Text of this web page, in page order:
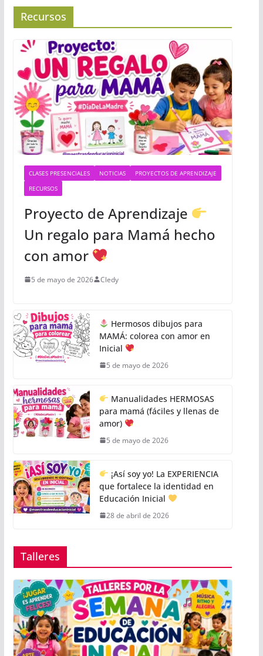
Recursos
CLASES PRESENCIALES NOTICIAS
PROYECTOS DE APRENDIZAJE
RECURSOS
Proyecto de Aprendizaje
Un regalo para Mamá hecho
con amor
5 de mayo de 2026 Cledy
Hermosos dibujos para
MAMÁ: colorea con amor en
Inicial
5 de mayo de 2026
Manualidades HERMOSAS
para mamá (fáciles y llenas de
amor)
5 de mayo de 2026
¡Así soy yo! La EXPERIENCIA
que fortalece la identidad en
Educación Inicial
28 de abril de 2026
Talleres